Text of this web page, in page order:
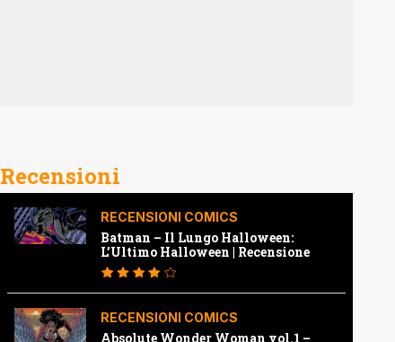
Recensioni
RECENSIONI COMICS
Batman – Il Lungo Halloween:
L’Ultimo Halloween | Recensione
RECENSIONI COMICS
Absolute Wonder Woman vol.1 –